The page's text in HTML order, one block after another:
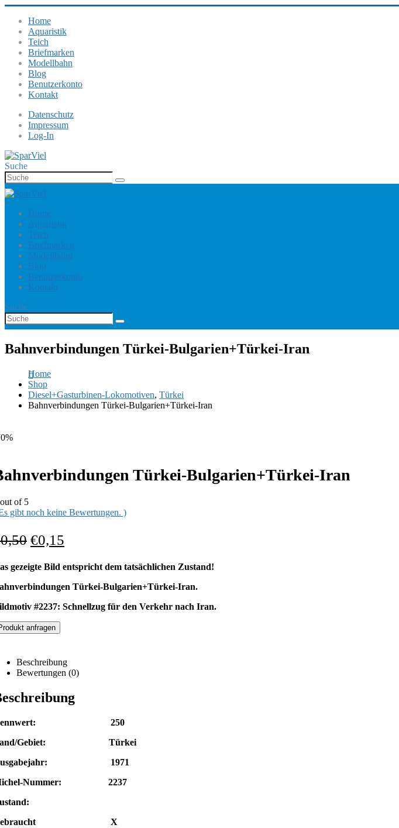
Home
Aquaristik
Teich
Briefmarken
Modellbahn
Blog
Benutzerkonto
Kontakt
Datenschutz
Impressum
Log-In
Suche
Home
Aquaristik
Teich
Briefmarken
Modellbahn
Blog
Benutzerkonto
Kontakt
Suche
Bahnverbindungen Türkei-Bulgarien+Türkei-Iran
Home
Shop
Diesel+Gasturbinen-Lokomotiven, Türkei
Bahnverbindungen Türkei-Bulgarien+Türkei-Iran
Türkei-Bulgarien+Türkei-Iran
of 5
gibt noch keine Bewertungen. )
0,50 €0,15
gezeigte Bild entspricht dem tatsächlichen Zustand!
Türkei-Bulgarien+Türkei-Iran.
#2237: Schnellzug für den Verkehr nach Iran.
anfragen
Beschreibung
Bewertungen (0)
250
Gebiet: Türkei
1971
Nummer: 2237
X